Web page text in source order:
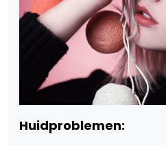
Huidproblemen: